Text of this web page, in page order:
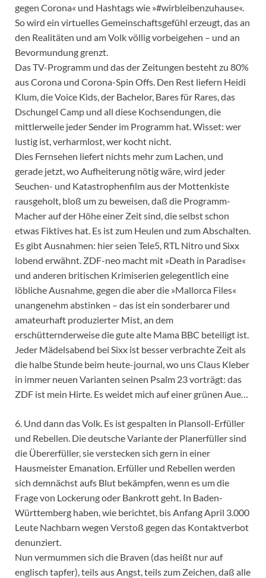
gegen Corona« und Hashtags wie »#wirbleibenzuhause«.
So wird ein virtuelles Gemeinschaftsgefühl erzeugt, das an
den Realitäten und am Volk völlig vorbeigehen – und an
Bevormundung grenzt.
Das TV-Programm und das der Zeitungen besteht zu 80%
aus Corona und Corona-Spin Offs. Den Rest liefern Heidi
Klum, die Voice Kids, der Bachelor, Bares für Rares, das
Dschungel Camp und all diese Kochsendungen, die
mittlerweile jeder Sender im Programm hat. Wisset: wer
lustig ist, verharmlost, wer kocht nicht.
Dies Fernsehen liefert nichts mehr zum Lachen, und
gerade jetzt, wo Aufheiterung nötig wäre, wird jeder
Seuchen- und Katastrophenfilm aus der Mottenkiste
rausgeholt, bloß um zu beweisen, daß die Programm-
Macher auf der Höhe einer Zeit sind, die selbst schon
etwas Fiktives hat. Es ist zum Heulen und zum Abschalten.
Es gibt Ausnahmen: hier seien Tele5, RTL Nitro und Sixx
lobend erwähnt. ZDF-neo macht mit »Death in Paradise«
und anderen britischen Krimiserien gelegentlich eine
löbliche Ausnahme, gegen die aber die »Mallorca Files«
unangenehm abstinken – das ist ein sonderbarer und
amateurhaft produzierter Mist, an dem
erschütternderweise die gute alte Mama BBC beteiligt ist.
Jeder Mädelsabend bei Sixx ist besser verbrachte Zeit als
die halbe Stunde beim heute-journal, wo uns Claus Kleber
in immer neuen Varianten seinen Psalm 23 vorträgt: das
ZDF ist mein Hirte. Es weidet mich auf einer grünen Aue…
6. Und dann das Volk. Es ist gespalten in Plansoll-Erfüller
und Rebellen. Die deutsche Variante der Planerfüller sind
die Übererfüller, sie verstecken sich gern in einer
Hausmeister Emanation. Erfüller und Rebellen werden
sich demnächst aufs Blut bekämpfen, wenn es um die
Frage von Lockerung oder Bankrott geht. In Baden-
Württemberg haben, wie berichtet, bis Anfang April 3.000
Leute Nachbarn wegen Verstoß gegen das Kontaktverbot
denunziert.
Nun vermummen sich die Braven (das heißt nur auf
englisch tapfer), teils aus Angst, teils zum Zeichen, daß alle